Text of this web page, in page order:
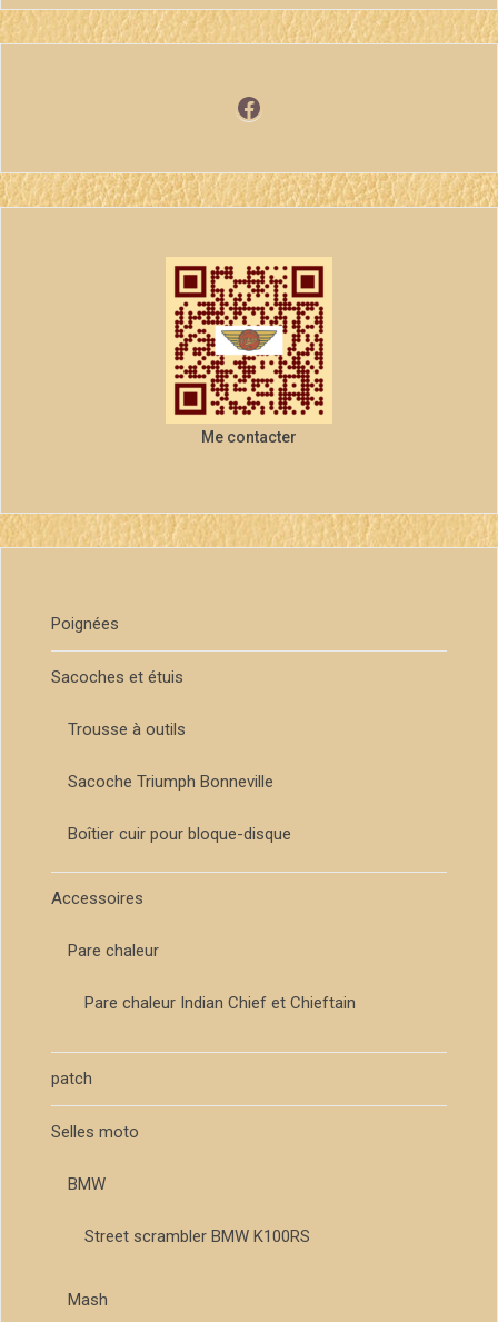
Facebook
Me contacter
Poignées
Sacoches et étuis
Trousse à outils
Sacoche Triumph Bonneville
Boîtier cuir pour bloque-disque
Accessoires
Pare chaleur
Pare chaleur Indian Chief et Chieftain
patch
Selles moto
BMW
Street scrambler BMW K100RS
Mash